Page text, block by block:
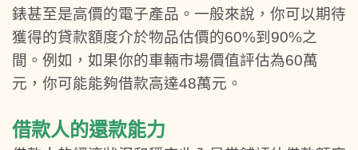
錶甚至是高價的電子產品。一般來說，你可以期待
獲得的貸款額度介於物品估價的60%到90%之
間。例如，如果你的車輛市場價值評估為60萬
元，你可能能夠借款高達48萬元。
借款人的還款能力